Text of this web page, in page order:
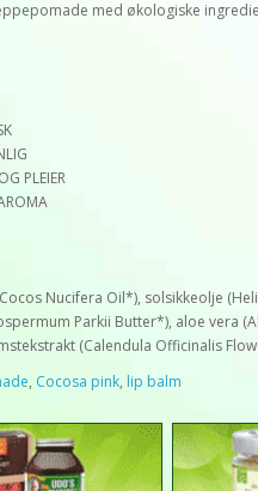
med økologiske
PLEIER
Nucifera Oil*), solsikkeolje
Parkii Butter*), aloe vera
(Calendula Officinalis
, Cocosa pink, lip balm